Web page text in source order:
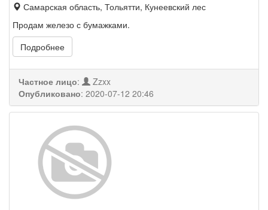
Самарская область, Тольятти, Кунеевский лес
Продам железо с бумажками.
Подробнее
Частное лицо:
Zzxx
Опубликовано: 2020-07-12 20:46